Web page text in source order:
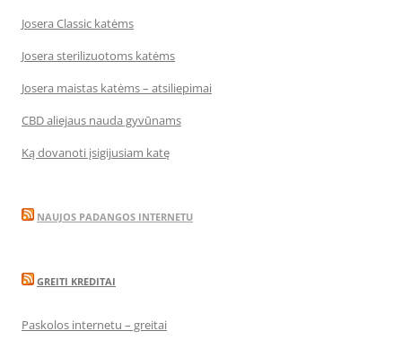
Josera Classic katėms
Josera sterilizuotoms katėms
Josera maistas katėms – atsiliepimai
CBD aliejaus nauda gyvūnams
Ką dovanoti įsigijusiam katę
NAUJOS PADANGOS INTERNETU
GREITI KREDITAI
Paskolos internetu – greitai